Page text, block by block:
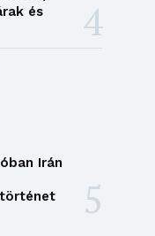
és
Irán